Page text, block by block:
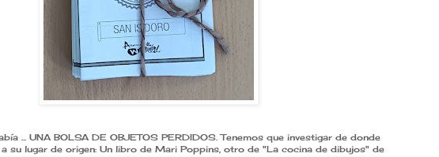
... UNA BOLSA DE OBJETOS PERDIDOS. Tenemos que investigar de donde
su lugar de origen: Un libro de Mari Poppins, otro de "La cocina de dibujos" de